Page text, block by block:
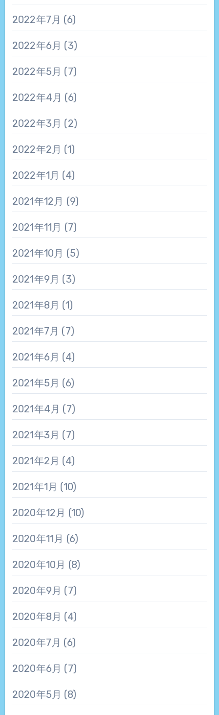
2022年7月 (6)
2022年6月 (3)
2022年5月 (7)
2022年4月 (6)
2022年3月 (2)
2022年2月 (1)
2022年1月 (4)
2021年12月 (9)
2021年11月 (7)
2021年10月 (5)
2021年9月 (3)
2021年8月 (1)
2021年7月 (7)
2021年6月 (4)
2021年5月 (6)
2021年4月 (7)
2021年3月 (7)
2021年2月 (4)
2021年1月 (10)
2020年12月 (10)
2020年11月 (6)
2020年10月 (8)
2020年9月 (7)
2020年8月 (4)
2020年7月 (6)
2020年6月 (7)
2020年5月 (8)